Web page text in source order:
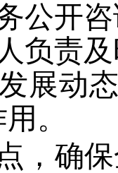
公开
负责
展动
。
，确